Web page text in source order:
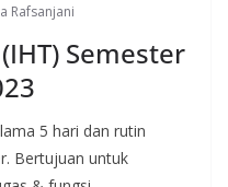
Rafsanjani
Semester
5 hari dan rutin
Bertujuan untuk